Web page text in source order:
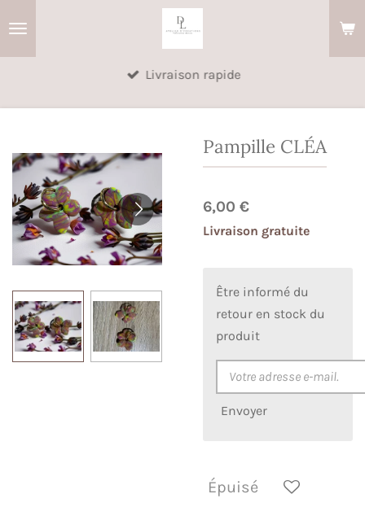
Livraison rapide
Pampille CLÉA
6,00 €
Livraison gratuite
Être informé du
retour en stock du
produit
Envoyer
Épuisé